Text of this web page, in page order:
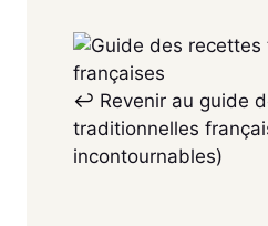
↩ Revenir au guide
traditionnelles
incontournables)